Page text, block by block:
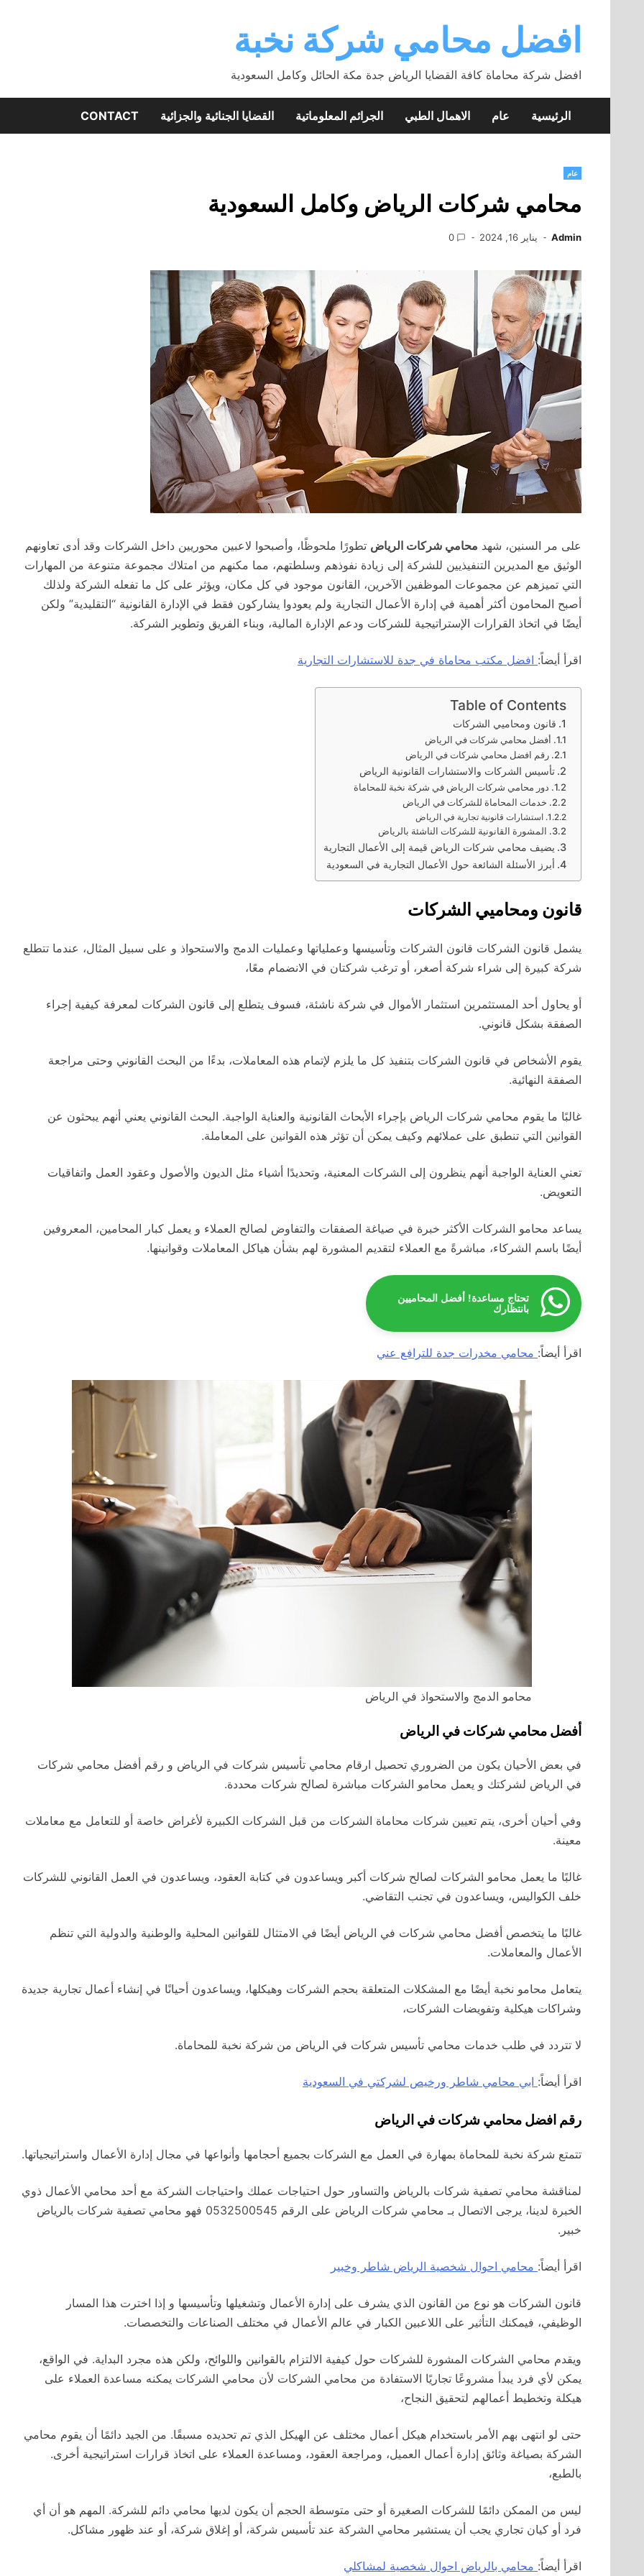
contentافضل محامي شركة نخبة
افضل شركة محاماة كافة القضايا الرياض جدة مكة الحائل وكامل السعودية
الرئيسية عام الاهمال الطبي الجرائم المعلوماتية القضايا الجنائية والجزائية CONTACT
عام
محامي شركات الرياض وكامل السعودية
Admin يناير 16, 2024 0
على مر السنين، شهد محامي شركات الرياض تطورًا ملحوظًا، وأصبحوا لاعبين محوريين داخل الشركات وقد أدى تعاونهم
الوثيق مع المديرين التنفيذيين للشركة إلى زيادة نفوذهم وسلطتهم، مما مكنهم من امتلاك مجموعة متنوعة من المهارات
التي تميزهم عن مجموعات الموظفين الآخرين، القانون موجود في كل مكان، ويؤثر على كل ما تفعله الشركة ولذلك
أصبح المحامون أكثر أهمية في إدارة الأعمال التجارية ولم يعودوا يشاركون فقط في الإدارة القانونية “التقليدية” ولكن
أيضًا في اتخاذ القرارات الإستراتيجية للشركات ودعم الإدارة المالية، وبناء الفريق وتطوير الشركة.
اقرأ أيضاً: افضل مكتب محاماة في جدة للاستشارات التجارية
Table of Contents
قانون ومحاميي الشركات
أفضل محامي شركات في الرياض
رقم افضل محامي شركات في الرياض
تأسيس الشركات والاستشارات القانونية الرياض
دور محامي شركات الرياض في شركة نخبة للمحاماة
خدمات المحاماة للشركات في الرياض
استشارات قانونية تجارية في الرياض
المشورة القانونية للشركات الناشئة بالرياض
يضيف محامي شركات الرياض قيمة إلى الأعمال التجارية
أبرز الأسئلة الشائعة حول الأعمال التجارية في السعودية
قانون ومحاميي الشركات
يشمل قانون الشركات قانون الشركات وتأسيسها وعملياتها وعمليات الدمج والاستحواذ و على سبيل المثال، عندما تتطلع
شركة كبيرة إلى شراء شركة أصغر، أو ترغب شركتان في الانضمام معًا،
أو يحاول أحد المستثمرين استثمار الأموال في شركة ناشئة، فسوف يتطلع إلى قانون الشركات لمعرفة كيفية إجراء
الصفقة بشكل قانوني.
يقوم الأشخاص في قانون الشركات بتنفيذ كل ما يلزم لإتمام هذه المعاملات، بدءًا من البحث القانوني وحتى مراجعة
الصفقة النهائية.
غالبًا ما يقوم محامي شركات الرياض بإجراء الأبحاث القانونية والعناية الواجبة. البحث القانوني يعني أنهم يبحثون عن
القوانين التي تنطبق على عملائهم وكيف يمكن أن تؤثر هذه القوانين على المعاملة.
تعني العناية الواجبة أنهم ينظرون إلى الشركات المعنية، وتحديدًا أشياء مثل الديون والأصول وعقود العمل واتفاقيات
التعويض.
يساعد محامو الشركات الأكثر خبرة في صياغة الصفقات والتفاوض لصالح العملاء و يعمل كبار المحامين، المعروفين
أيضًا باسم الشركاء، مباشرةً مع العملاء لتقديم المشورة لهم بشأن هياكل المعاملات وقوانينها.
تحتاج مساعدة! أفضل المحاميين
بانتظارك
اقرأ أيضاً: محامي مخدرات جدة للترافع عني
محامو الدمج والاستحواذ في الرياض
أفضل محامي شركات في الرياض
في بعض الأحيان يكون من الضروري تحصيل ارقام محامي تأسيس شركات في الرياض و رقم أفضل محامي شركات
في الرياض لشركتك و يعمل محامو الشركات مباشرة لصالح شركات محددة.
وفي أحيان أخرى، يتم تعيين شركات محاماة الشركات من قبل الشركات الكبيرة لأغراض خاصة أو للتعامل مع معاملات
معينة.
غالبًا ما يعمل محامو الشركات لصالح شركات أكبر ويساعدون في كتابة العقود، ويساعدون في العمل القانوني للشركات
خلف الكواليس، ويساعدون في تجنب التقاضي.
غالبًا ما يتخصص أفضل محامي شركات في الرياض أيضًا في الامتثال للقوانين المحلية والوطنية والدولية التي تنظم
الأعمال والمعاملات.
يتعامل محامو نخبة أيضًا مع المشكلات المتعلقة بحجم الشركات وهيكلها، ويساعدون أحيانًا في إنشاء أعمال تجارية جديدة
وشراكات هيكلية وتفويضات الشركات،
لا تتردد في طلب خدمات محامي تأسيس شركات في الرياض من شركة نخبة للمحاماة.
اقرأ أيضاً: ابي محامي شاطر ورخيص لشركتي في السعودية
رقم افضل محامي شركات في الرياض
تتمتع شركة نخبة للمحاماة بمهارة في العمل مع الشركات بجميع أحجامها وأنواعها في مجال إدارة الأعمال واستراتيجياتها.
لمناقشة محامي تصفية شركات بالرياض والتساور حول احتياجات عملك واحتياجات الشركة مع أحد محامي الأعمال ذوي
الخبرة لدينا، يرجى الاتصال بـ محامي شركات الرياض على الرقم 0532500545 فهو محامي تصفية شركات بالرياض
خبير.
اقرأ أيضاً: محامي احوال شخصية الرياض شاطر وخبير
قانون الشركات هو نوع من القانون الذي يشرف على إدارة الأعمال وتشغيلها وتأسيسها و إذا اخترت هذا المسار
الوظيفي، فيمكنك التأثير على اللاعبين الكبار في عالم الأعمال في مختلف الصناعات والتخصصات.
ويقدم محامي الشركات المشورة للشركات حول كيفية الالتزام بالقوانين واللوائح، ولكن هذه مجرد البداية. في الواقع،
يمكن لأي فرد يبدأ مشروعًا تجاريًا الاستفادة من محامي الشركات لأن محامي الشركات يمكنه مساعدة العملاء على
هيكلة وتخطيط أعمالهم لتحقيق النجاح،
حتى لو انتهى بهم الأمر باستخدام هيكل أعمال مختلف عن الهيكل الذي تم تحديده مسبقًا. من الجيد دائمًا أن يقوم محامي
الشركة بصياغة وثائق إدارة أعمال العميل، ومراجعة العقود، ومساعدة العملاء على اتخاذ قرارات استراتيجية أخرى.
بالطبع،
ليس من الممكن دائمًا للشركات الصغيرة أو حتى متوسطة الحجم أن يكون لديها محامي دائم للشركة. المهم هو أن أي
فرد أو كيان تجاري يجب أن يستشير محامي الشركة عند تأسيس شركة، أو إغلاق شركة، أو عند ظهور مشاكل.
اقرأ أيضاً: محامي بالرياض احوال شخصية لمشاكلي